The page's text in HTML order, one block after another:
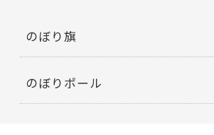
のぼり旗
のぼりポール